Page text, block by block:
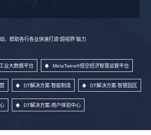
，帮助各行各业快速打造“超视界”能力
业大数据平台 MetaTwins®低空经济智慧运管平台
DT解决方案-智能制造 DT解决方案-智慧园区
DT解决方案-用户体验中心